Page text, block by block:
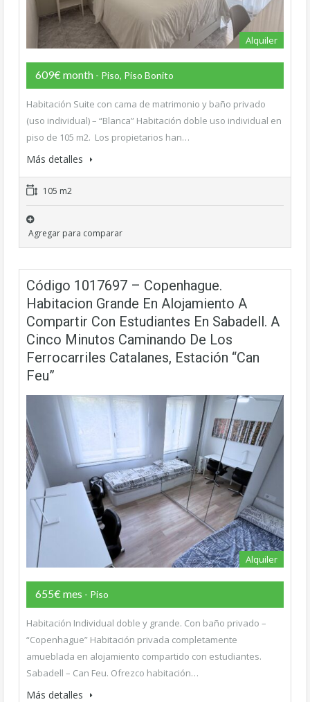
Alquiler
609€ month - Piso, Piso Bonito
Habitación Suite con cama de matrimonio y baño privado
(uso individual) – “Blanca” Habitación doble uso individual en
piso de 105 m2. Los propietarios han…
Más detalles
105 m2
Agregar para comparar
Código 1017697 – Copenhague.
Habitacion Grande En Alojamiento A
Compartir Con Estudiantes En Sabadell. A
Cinco Minutos Caminando De Los
Ferrocarriles Catalanes, Estación “Can
Feu”
Alquiler
655€ mes - Piso
Habitación Individual doble y grande. Con baño privado –
“Copenhague” Habitación privada completamente
amueblada en alojamiento compartido con estudiantes.
Sabadell – Can Feu. Ofrezco habitación…
Más detalles